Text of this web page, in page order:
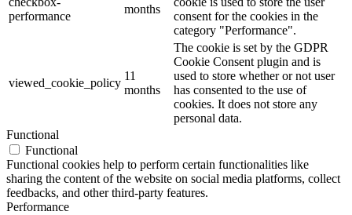
performance
months
consent for the cookies in the
category "Performance".
viewed_cookie_policy
11
months
The cookie is set by the GDPR
Cookie Consent plugin and is
used to store whether or not user
has consented to the use of
cookies. It does not store any
personal data.
Functional
Functional
Functional cookies help to perform certain functionalities like
sharing the content of the website on social media platforms, collect
feedbacks, and other third-party features.
Performance